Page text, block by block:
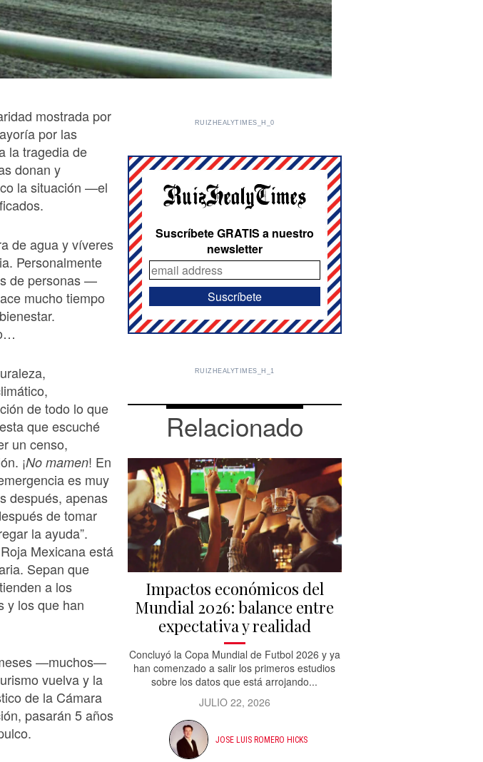
mostrada por
por las
la tragedia de
donan y
la situación —el
de agua y víveres
Personalmente
de personas —
mucho tiempo
de todo lo que
que escuché
un censo,
¡No mamen! En
es muy
después, apenas
de tomar
la ayuda”.
Mexicana está
Sepan que
a los
y los que han
—muchos—
vuelva y la
de la Cámara
pasarán 5 años
RUIZHEALYTIMES_H_0
Suscríbete GRATIS a nuestro
newsletter
RUIZHEALYTIMES_H_1
Relacionado
Impactos económicos del
Mundial 2026: balance entre
expectativa y realidad
Concluyó la Copa Mundial de Futbol 2026 y ya
han comenzado a salir los primeros estudios
sobre los datos que está arrojando...
JULIO 22, 2026
JOSE LUIS ROMERO HICKS